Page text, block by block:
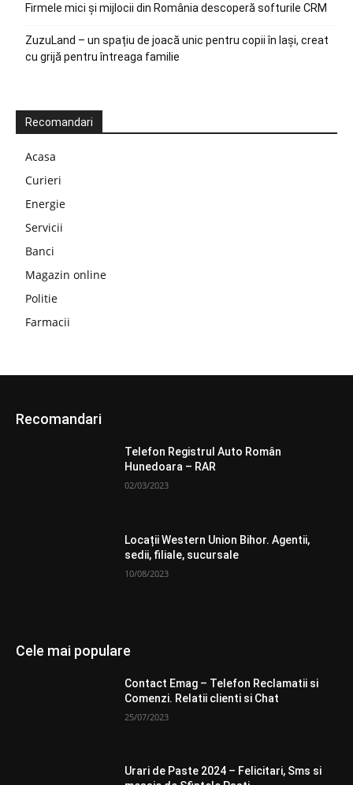
Firmele mici și mijlocii din România descoperă softurile CRM
ZuzuLand – un spațiu de joacă unic pentru copii în Iași, creat
cu grijă pentru întreaga familie
Recomandari
Acasa
Curieri
Energie
Servicii
Banci
Magazin online
Politie
Farmacii
Recomandari
Telefon Registrul Auto Român
Hunedoara – RAR
02/03/2023
Locații Western Union Bihor. Agentii,
sedii, filiale, sucursale
10/08/2023
Cele mai populare
Contact Emag – Telefon Reclamatii si
Comenzi. Relatii clienti si Chat
25/07/2023
Urari de Paste 2024 – Felicitari, Sms si